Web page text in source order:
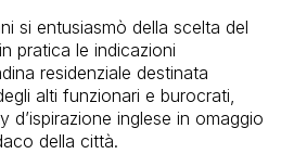
si entusiasmò della scelta del
pratica le indicazioni
residenziale destinata
alti funzionari e burocrati,
d’ispirazione inglese in omaggio
della città.